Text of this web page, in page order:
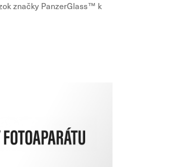
značky PanzerGlass™ k